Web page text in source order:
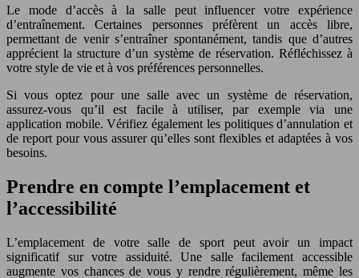
Le mode d’accès à la salle peut influencer votre expérience
d’entraînement. Certaines personnes préfèrent un accès libre,
permettant de venir s’entraîner spontanément, tandis que d’autres
apprécient la structure d’un système de réservation. Réfléchissez à
votre style de vie et à vos préférences personnelles.
Si vous optez pour une salle avec un système de réservation,
assurez-vous qu’il est facile à utiliser, par exemple via une
application mobile. Vérifiez également les politiques d’annulation et
de report pour vous assurer qu’elles sont flexibles et adaptées à vos
besoins.
Prendre en compte l’emplacement et
l’accessibilité
L’emplacement de votre salle de sport peut avoir un impact
significatif sur votre assiduité. Une salle facilement accessible
augmente vos chances de vous y rendre régulièrement, même les